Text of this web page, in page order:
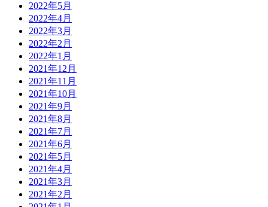
2022年5月
2022年4月
2022年3月
2022年2月
2022年1月
2021年12月
2021年11月
2021年10月
2021年9月
2021年8月
2021年7月
2021年6月
2021年5月
2021年4月
2021年3月
2021年2月